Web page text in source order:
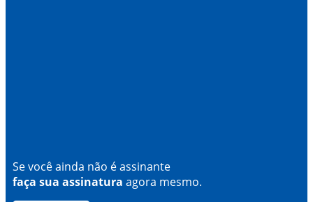
Se você ainda não é assinante
faça sua assinatura agora mesmo.